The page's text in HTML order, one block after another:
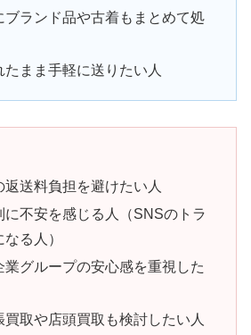
ブランド品や古着もまとめて処
たまま手軽に送りたい人
送料負担を避けたい人
に不安を感じる人（SNSのトラ
る人）
業グループの安心感を重視した
取や店頭買取も検討したい人